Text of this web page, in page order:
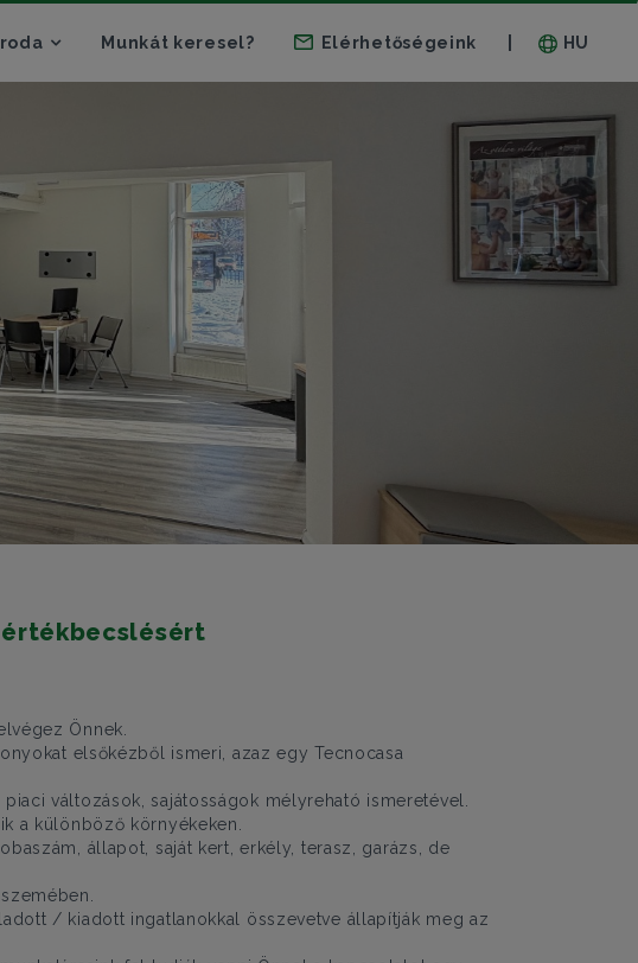
HU
Iroda Munkát keresel? Elérhetőségeink
Önnek.
elsőkézből ismeri, azaz egy Tecnocasa
változások, sajátosságok mélyreható ismeretével.
a különböző környékeken.
állapot, saját kert, erkély, terasz, garázs, de
/ kiadott ingatlanokkal összevetve állapítják meg az